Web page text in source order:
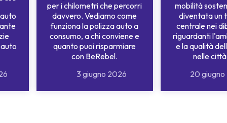
per i chilometri che percorri
davvero. Vediamo come
funziona la polizza auto a
consumo, a chi conviene e
quanto puoi risparmiare
con BeRebel.
3 giugno 2026
mobilità
diventata un
centrale nei
riguardanti
e la qualità
nelle
20